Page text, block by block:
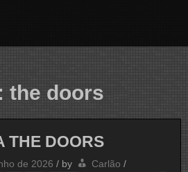
the doors
THE DOORS
de 2026 / by Carlão /